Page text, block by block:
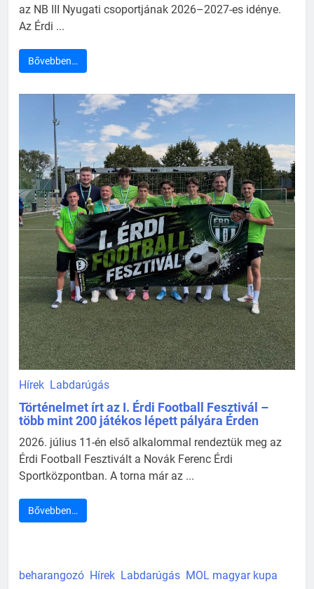
az NB III Nyugati csoportjának 2026–2027-es idénye.
Az Érdi ...
Bővebben…
Hírek Labdarúgás
Történelmet írt az I. Érdi Football Fesztivál –
több mint 200 játékos lépett pályára Érden
2026. július 11-én első alkalommal rendeztük meg az
Érdi Football Fesztivált a Novák Ferenc Érdi
Sportközpontban. A torna már az ...
Bővebben…
beharangozó Hírek Labdarúgás MOL magyar kupa